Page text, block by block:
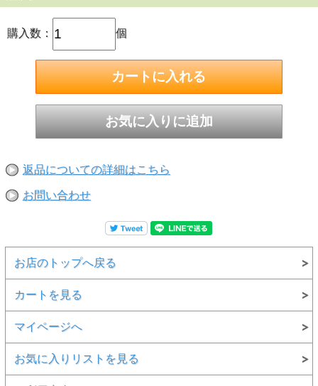
標本データ
産地： 埼玉県中津川市秩父鉱山大黒坑
黄鉄鉱を伴います
購入数： 個
返品についての詳細はこちら
お問い合わせ
お店のトップへ戻る
カートを見る
マイページへ
お気に入りリストを見る